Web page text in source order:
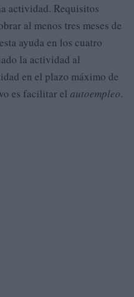
actividad. Requisitos
al menos tres meses de
ayuda en los cuatro
la actividad al
en el plazo máximo de
es facilitar el autoempleo.